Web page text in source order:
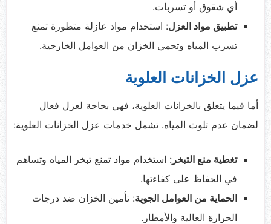
أي شقوق أو تسربات.
تطبيق مواد العزل: استخدام مواد عازلة متطورة تمنع
تسرب المياه وتحمي الخزان من العوامل الخارجية.
عزل الخزانات العلوية
أما فيما يتعلق بالخزانات العلوية، فهي بحاجة لعزل فعال
لضمان عدم تلوث المياه. تشمل خدمات عزل الخزانات العلوية:
تغطية منع التبخر : استخدام مواد تمنع تبخر المياه وتساهم
في الحفاظ على كفاءتها.
الحماية من العوامل الجوية: تأمين الخزان ضد درجات
الحرارة العالية والأمطار.